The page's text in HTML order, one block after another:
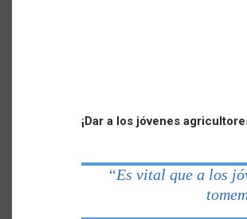
¡Dar a los jóvenes
“Es vital que a los